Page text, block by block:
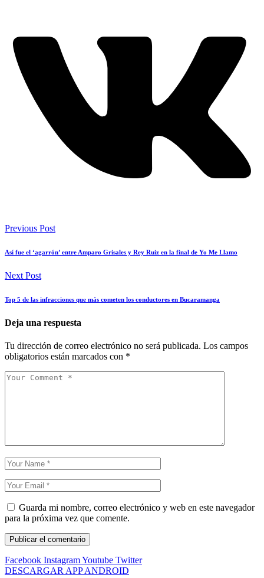
Previous Post
Así fue el ‘agarrón’ entre Amparo Grisales y Rey Ruiz en la final de Yo Me Llamo
Next Post
Top 5 de las infracciones que más cometen los conductores en Bucaramanga
Deja una respuesta
Tu dirección de correo electrónico no será publicada. Los campos
obligatorios están marcados con *
Guarda mi nombre, correo electrónico y web en este navegador
para la próxima vez que comente.
Facebook InstagramYoutube Twitter
DESCARGAR APP ANDROID